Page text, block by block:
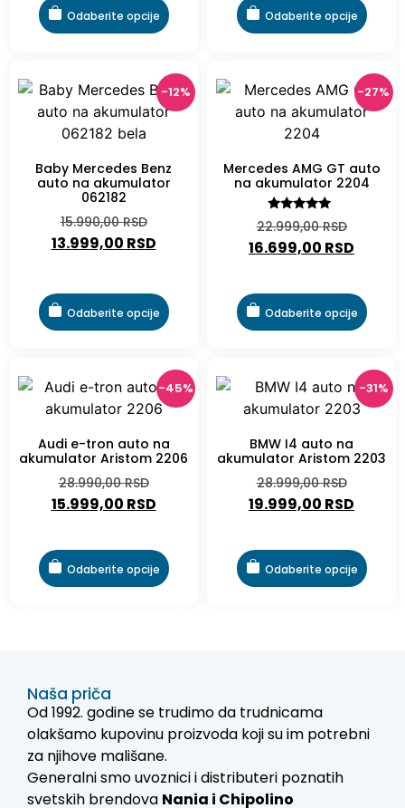
Odaberite opcije Odaberite opcije
-12%
Baby Mercedes Benz
auto na akumulator
062182
15.990,00RSD
13.999,00 RSD
Odaberite opcije
-27%
Mercedes AMG GT auto
na akumulator 2204
Ocenjeno
sa
5.00
od 5
22.999,00RSD
16.699,00 RSD
Odaberite opcije
-45%
Audi e-tron auto na
akumulator Aristom 2206
28.990,00RSD
15.999,00 RSD
Odaberite opcije
-31%
BMW I4 auto na
akumulator Aristom 2203
28.999,00RSD
19.999,00 RSD
Odaberite opcije
Naša priča
Od 1992. godine se trudimo da trudnicama
olakšamo kupovinu proizvoda koji su im potrebni
za njihove mališane.
Generalni smo uvoznici i distributeri poznatih
svetskih brendova Nania i Chipolino